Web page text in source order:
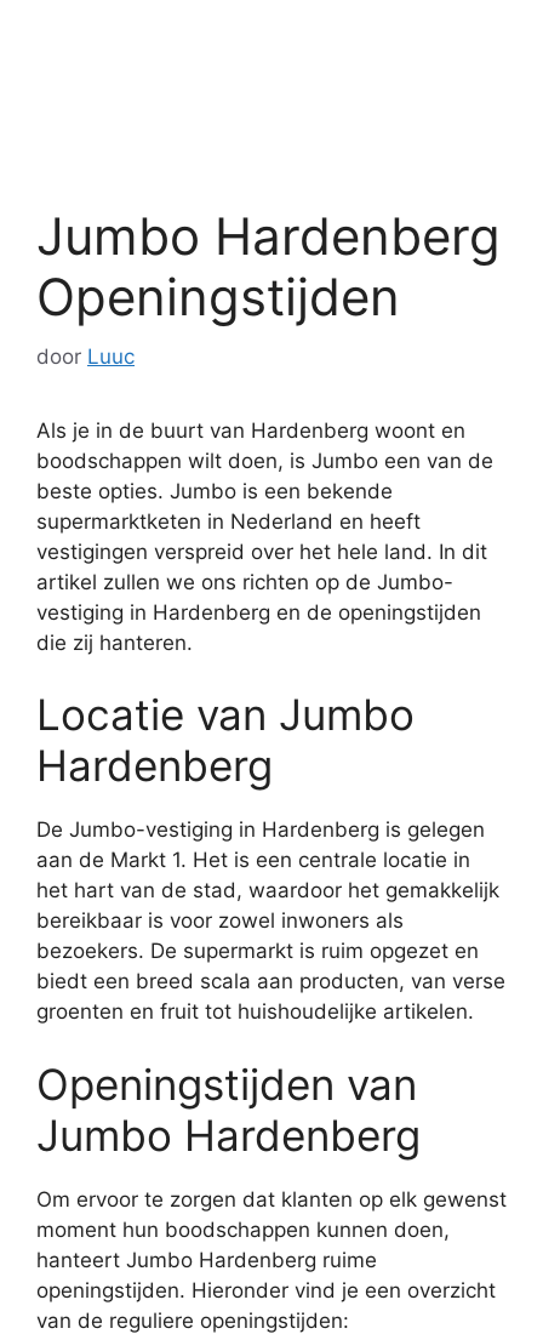
Jumbo Hardenberg
Openingstijden
door Luuc
Als je in de buurt van Hardenberg woont en
boodschappen wilt doen, is Jumbo een van de
beste opties. Jumbo is een bekende
supermarktketen in Nederland en heeft
vestigingen verspreid over het hele land. In dit
artikel zullen we ons richten op de Jumbo-
vestiging in Hardenberg en de openingstijden
die zij hanteren.
Locatie van Jumbo
Hardenberg
De Jumbo-vestiging in Hardenberg is gelegen
aan de Markt 1. Het is een centrale locatie in
het hart van de stad, waardoor het gemakkelijk
bereikbaar is voor zowel inwoners als
bezoekers. De supermarkt is ruim opgezet en
biedt een breed scala aan producten, van verse
groenten en fruit tot huishoudelijke artikelen.
Openingstijden van
Jumbo Hardenberg
Om ervoor te zorgen dat klanten op elk gewenst
moment hun boodschappen kunnen doen,
hanteert Jumbo Hardenberg ruime
openingstijden. Hieronder vind je een overzicht
van de reguliere openingstijden: